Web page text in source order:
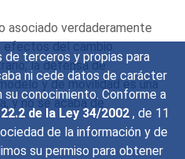
terceros y propias para
ni cede datos de carácter
su conocimiento. Conforme a
de la Ley 34/2002 , de 11
de la información y de
su permiso para obtener
asociado verdaderamente
efectos del cambio
la defensa de
y de movilidad es una
y no se acaba de